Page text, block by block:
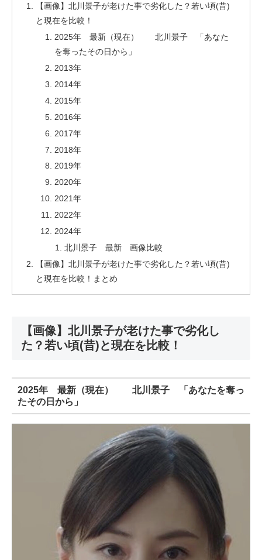
【画像】北川景子が老けた事で劣化した？若い頃(昔)
と現在を比較！
2025年 最新（現在） 北川景子 「あなた
を奪ったその日から」
2013年
2014年
2015年
2016年
2017年
2018年
2019年
2020年
2021年
2022年
2024年
北川景子 最新 画像比較
【画像】北川景子が老けた事で劣化した？若い頃(昔)
と現在を比較！まとめ
【画像】北川景子が老けた事で劣化し
た？若い頃(昔)と現在を比較！
2025年 最新（現在） 北川景子 「あなたを奪っ
たその日から」